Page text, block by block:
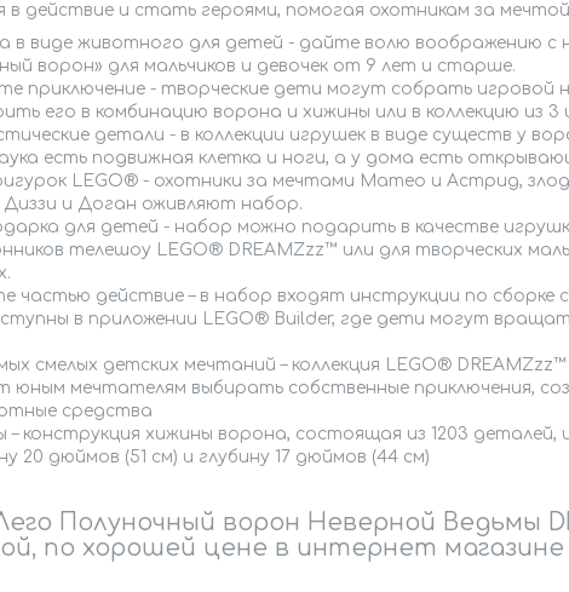
в действие и стать героями, помогая охотникам за
в виде животного для детей - дайте волю воображению с
ворон» для мальчиков и девочек от 9 лет и старше.
приключение - творческие дети могут собрать игровой
его в комбинацию ворона и хижины или в коллекцию из
детали - в коллекции игрушек в виде существ у
есть подвижная клетка и ноги, а у дома есть
LEGO® - охотники за мечтами Матео и Астрид,
Диззи и Доган оживляют набор.
для детей - набор можно подарить в качестве
телешоу LEGO® DREAMZzz™ или для творческих
частью действие – в набор входят инструкции по
в приложении LEGO® Builder, где дети могут
смелых детских мечтаний – коллекция LEGO®
юным мечтателям выбирать собственные приключения,
средства
– конструкция хижины ворона, состоящая из 1203
20 дюймов (51 см) и глубину 17 дюймов (44 см)
Полуночный ворон Неверной Ведьмы
по хорошей цене в интернет магазине